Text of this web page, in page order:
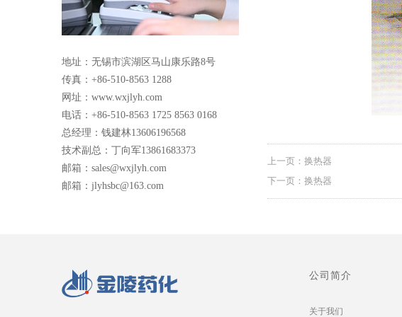
地址：无锡市滨湖区马山康乐路8号
传真：+86-510-8563 1288
网址：www.wxjlyh.com
电话：+86-510-8563 1725 8563 0168
总经理：钱建林13606196568
技术副总：丁向军13861683373
邮箱：sales@wxjlyh.com
邮箱：jlyhsbc@163.com
上一页：换热器
下一页：换热器
公司简介
关于我们